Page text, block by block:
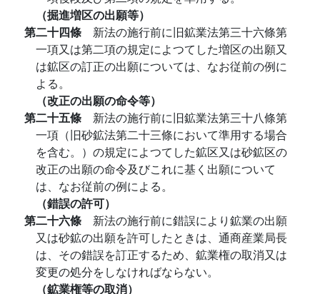
（掘進増区の出願等）
第二十四條 新法の施行前に旧鉱業法第三十六條第
一項又は第二項の規定によつてした増区の出願又
は鉱区の訂正の出願については、なお従前の例に
よる。
（改正の出願の命令等）
第二十五條 新法の施行前に旧鉱業法第三十八條第
一項（旧砂鉱法第二十三條において準用する場合
を含む。）の規定によつてした鉱区又は砂鉱区の
改正の出願の命令及びこれに基く出願について
は、なお従前の例による。
（錯誤の許可）
第二十六條 新法の施行前に錯誤により鉱業の出願
又は砂鉱の出願を許可したときは、通商産業局長
は、その錯誤を訂正するため、鉱業権の取消又は
変更の処分をしなければならない。
（鉱業権等の取消）